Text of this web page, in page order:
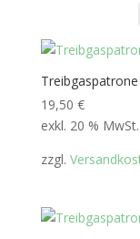
19,50 €
exkl. 20 % MwSt.
zzgl.